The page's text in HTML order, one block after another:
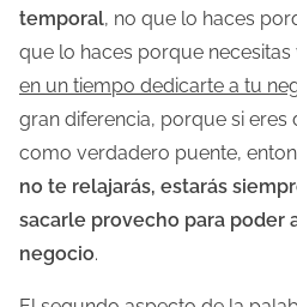
temporal, no que lo haces
que lo haces porque necesitas
en un tiempo dedicarte a tu
gran diferencia, porque si
como verdadero puente,
no te relajarás, estarás
sacarle provecho para poder
negocio.